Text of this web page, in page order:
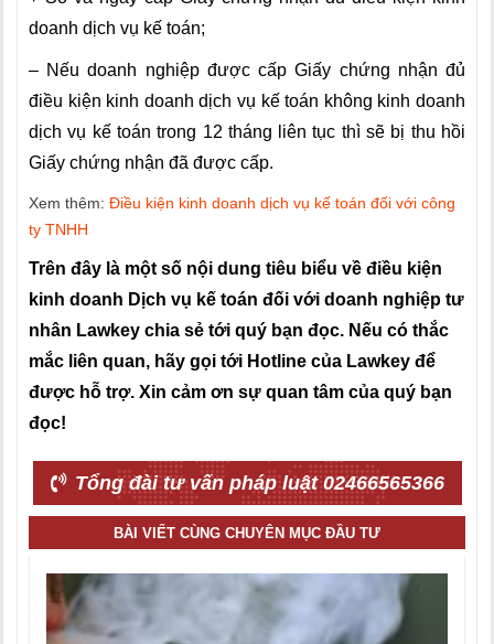
doanh dịch vụ kế toán;
– Nếu doanh nghiệp được cấp Giấy chứng nhận đủ
điều kiện kinh doanh dịch vụ kế toán không kinh doanh
dịch vụ kế toán trong 12 tháng liên tục thì sẽ bị thu hồi
Giấy chứng nhận đã được cấp.
Xem thêm: Điều kiện kinh doanh dịch vụ kế toán đối với công
ty TNHH
Trên đây là một số nội dung tiêu biểu về điều kiện
kinh doanh Dịch vụ kế toán đối với doanh nghiệp tư
nhân Lawkey chia sẻ tới quý bạn đọc. Nếu có thắc
mắc liên quan, hãy gọi tới Hotline của Lawkey để
được hỗ trợ. Xin cảm ơn sự quan tâm của quý bạn
đọc!
Tổng đài tư vấn pháp luật 02466565366
BÀI VIẾT CÙNG CHUYÊN MỤC ĐẦU TƯ